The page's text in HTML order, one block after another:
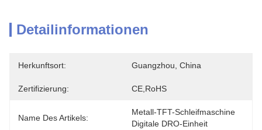
Detailinformationen
Herkunftsort: Guangzhou, China
Zertifizierung: CE,RoHS
Name Des Artikels:
Metall-TFT-Schleifmaschine
Digitale DRO-Einheit